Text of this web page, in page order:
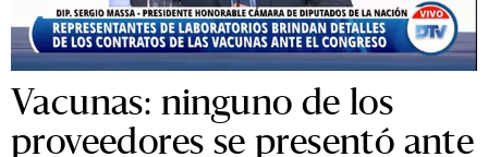
Vacunas: ninguno de los
proveedores se presentó ante